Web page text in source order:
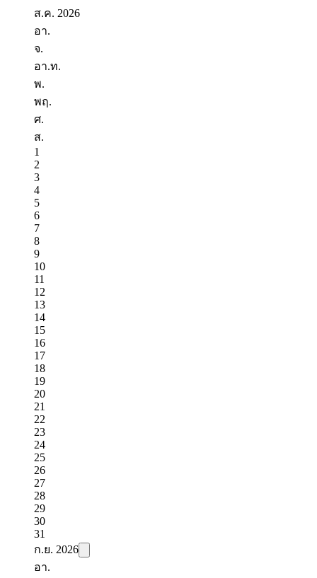
ส.ค. 2026
อา.
จ.
อา.​ท.
พ.
พฤ.
ศ.
ส.
1
2
3
4
5
6
7
8
9
10
11
12
13
14
15
16
17
18
19
20
21
22
23
24
25
26
27
28
29
30
31
ก.ย. 2026
อา.